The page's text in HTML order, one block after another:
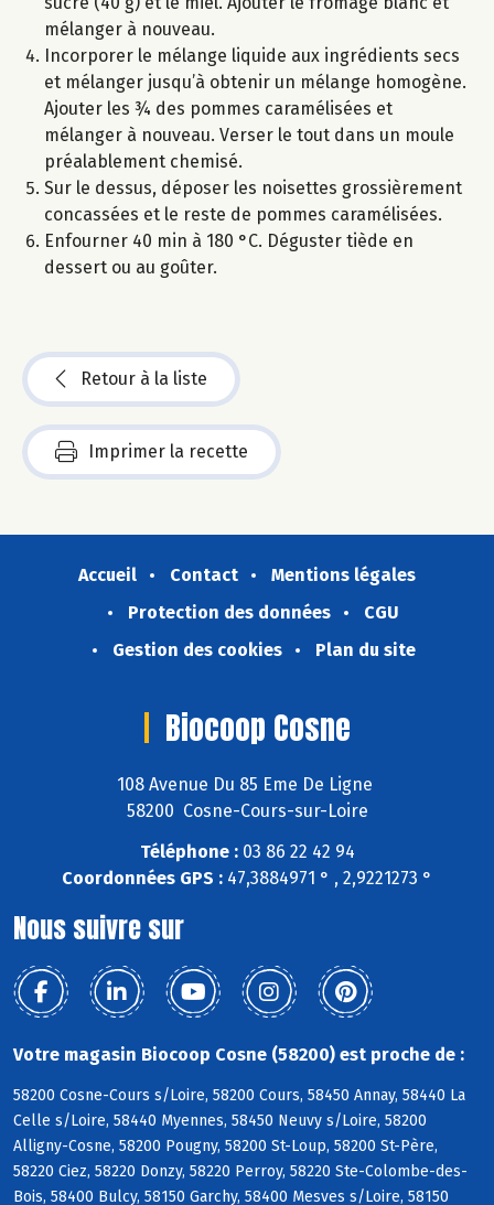
mélanger à nouveau.
Incorporer le mélange liquide aux ingrédients secs
et mélanger jusqu’à obtenir un mélange homogène.
Ajouter les ¾ des pommes caramélisées et
mélanger à nouveau. Verser le tout dans un moule
préalablement chemisé.
Sur le dessus, déposer les noisettes grossièrement
concassées et le reste de pommes caramélisées.
Enfourner 40 min à 180 °C. Déguster tiède en
dessert ou au goûter.
Retour à la liste
Imprimer la recette
Accueil Contact
Mentions légales
Protection des données
CGU
Gestion des cookies
Plan du site
Biocoop Cosne
108 Avenue Du 85 Eme De Ligne
58200 Cosne-Cours-sur-Loire
Téléphone :03 86 22 42 94
Coordonnées GPS : 47,3884971 ° , 2,9221273 °
Nous suivre sur
Votre magasin Biocoop Cosne (58200) est proche de :
58200 Cosne-Cours s/Loire, 58200 Cours, 58450 Annay, 58440 La
Celle s/Loire, 58440 Myennes, 58450 Neuvy s/Loire, 58200
Alligny-Cosne, 58200 Pougny, 58200 St-Loup, 58200 St-Père,
58220 Ciez, 58220 Donzy, 58220 Perroy, 58220 Ste-Colombe-des-
Bois, 58400 Bulcy, 58150 Garchy, 58400 Mesves s/Loire, 58150